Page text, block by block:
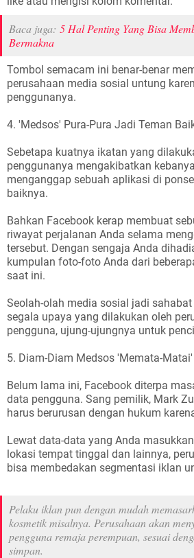
Baca juga: 5 Hal Penting Yang Bisa
Bermakna
Tombol semacam ini benar-benar
perusahaan media sosial untung
penggunanya.
4. 'Medsos' Pura-Pura Jadi Teman
Sebetapa kuatnya ikatan yang
penggunanya mengakibatkan
menganggap sebuah aplikasi di
baiknya.
Bahkan Facebook kerap membuat
riwayat perjalanan Anda selama
tersebut. Dengan sengaja Anda
kumpulan foto-foto Anda dari
saat ini.
Seolah-olah media sosial jadi
segala upaya yang dilakukan oleh
pengguna, ujung-ujungnya untuk
5. Diam-Diam Medsos 'Memata-
Belum lama ini, Facebook diterpa
data pengguna. Sang pemilik, Mark
harus berurusan dengan hukum
Lewat data-data yang Anda
lokasi tempat tinggal dan lainnya,
bisa membedakan segmentasi iklan
Pelaku iklan pun dengan mudah
kosmetik misalnya. Perusahaan akan
pengguna remaja perempuan, sesuai
simpan.